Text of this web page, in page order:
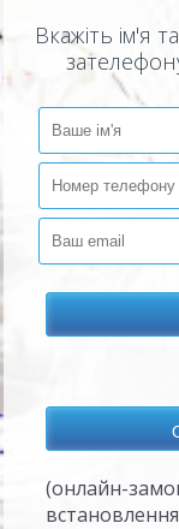
Вкажіть ім'я
(онлайн-